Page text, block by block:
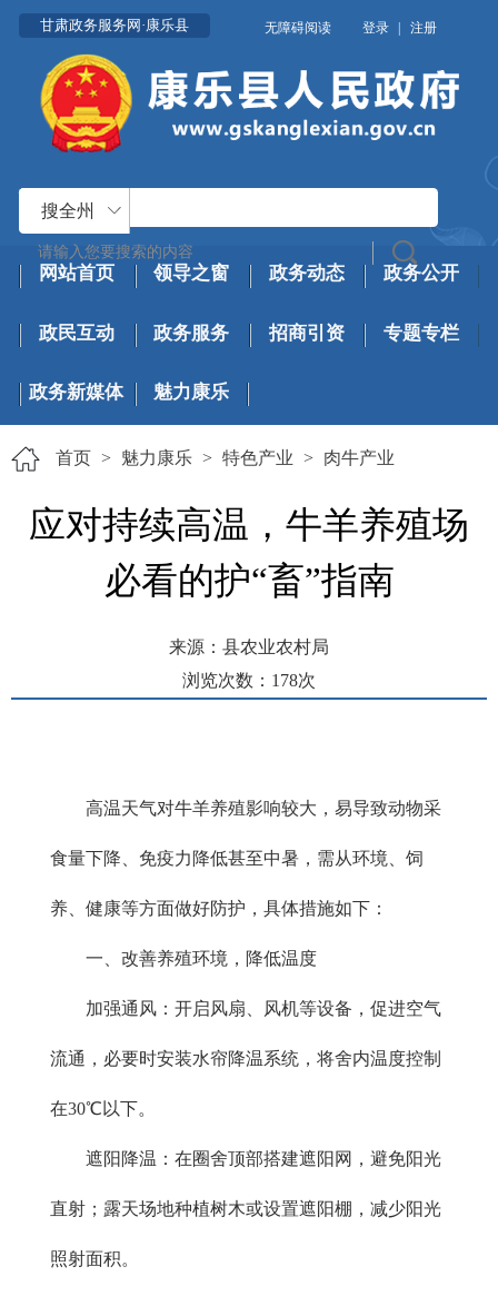
甘肃政务服务网·康乐县 无障碍阅读 登录 | 注册
搜全州
网站首页 领导之窗 政务动态 政务公开
政民互动 政务服务 招商引资 专题专栏
政务新媒体 魅力康乐
首页 > 魅力康乐 > 特色产业 > 肉牛产业
应对持续高温，牛羊养殖场
必看的护“畜”指南
来源：县农业农村局
浏览次数： 178次
高温天气对牛羊养殖影响较大，易导致动物采
食量下降、免疫力降低甚至中暑，需从环境、饲
养、健康等方面做好防护，具体措施如下：
一、改善养殖环境，降低温度
加强通风：开启风扇、风机等设备，促进空气
流通，必要时安装水帘降温系统，将舍内温度控制
在30℃以下。
遮阳降温：在圈舍顶部搭建遮阳网，避免阳光
直射；露天场地种植树木或设置遮阳棚，减少阳光
照射面积。